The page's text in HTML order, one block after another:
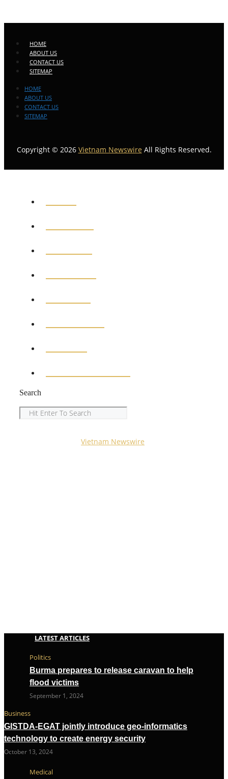
HOME
ABOUT US
CONTACT US
SITEMAP
HOME
ABOUT US
CONTACT US
SITEMAP
Copyright © 2026 Vietnam NewswireAll Rights Reserved.
Search
Vietnam Newswire
LATEST ARTICLES
Politics
Burma prepares to release caravan to help
flood victims
September 1, 2024
Business
GISTDA-EGAT jointly introduce geo-informatics
technology to create energy security
October 13, 2024
Medical